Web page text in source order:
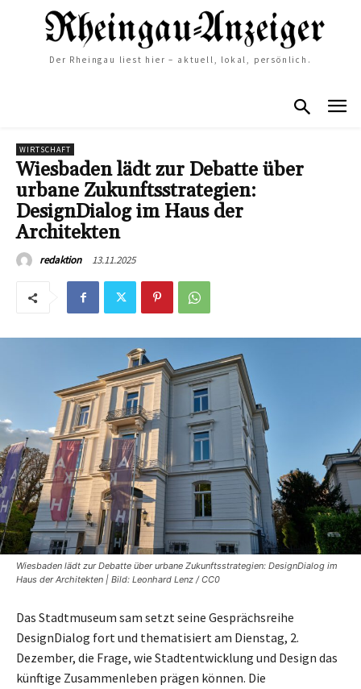
Der Rheingau liest hier – aktuell, lokal, persönlich.
WIRTSCHAFT
Wiesbaden lädt zur Debatte über
urbane Zukunftsstrategien:
DesignDialog im Haus der
Architekten
redaktion 13.11.2025
Wiesbaden lädt zur Debatte über urbane Zukunftsstrategien: DesignDialog im
Haus der Architekten | Bild: Leonhard Lenz / CC0
Das Stadtmuseum sam setzt seine Gesprächsreihe
DesignDialog fort und thematisiert am Dienstag, 2.
Dezember, die Frage, wie Stadtentwicklung und Design das
künftige Zusammenleben prägen können. Die